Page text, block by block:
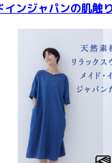
インジャパンの肌触